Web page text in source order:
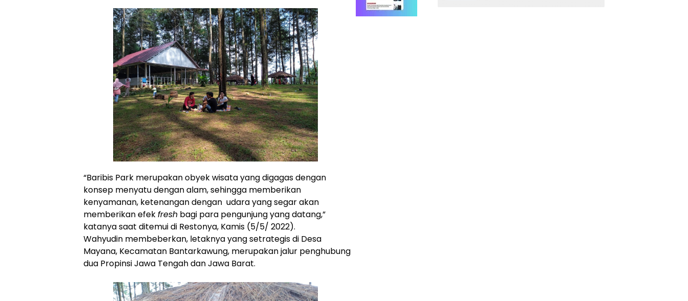
“Baribis Park merupakan obyek wisata yang digagas dengan
konsep menyatu dengan alam, sehingga memberikan
kenyamanan, ketenangan dengan udara yang segar akan
memberikan efekfresh bagi para pengunjung yang datang,”
katanya saat ditemui di Restonya, Kamis (5/5/ 2022).
Wahyudin membeberkan, letaknya yang setrategis di Desa
Mayana, Kecamatan Bantarkawung, merupakan jalur penghubung
dua Propinsi Jawa Tengah dan Jawa Barat.